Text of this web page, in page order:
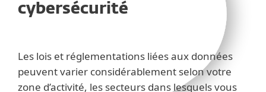
cybersécurité
Les lois et réglementations liées aux données
peuvent varier considérablement selon votre
zone d’activité, les secteurs dans lesquels vous